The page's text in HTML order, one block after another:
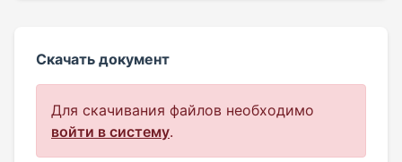
Скачать документ
Для скачивания файлов необходимо
войти в систему.